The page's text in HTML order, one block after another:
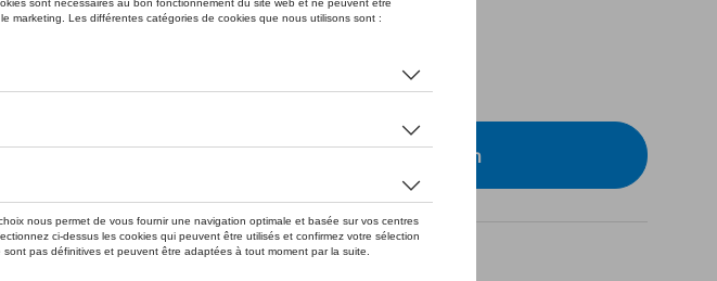
Minder dan 5 stuks beschikbaar.
Contacteer uw dealer om te bestellen
Introductie